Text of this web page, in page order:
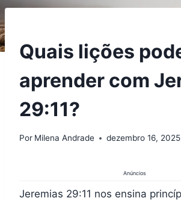
Quais lições
aprender com
29:11?
Por Milena Andrade dezembro 16, 2025
Anúncios
Jeremias 29:11 nos ensina